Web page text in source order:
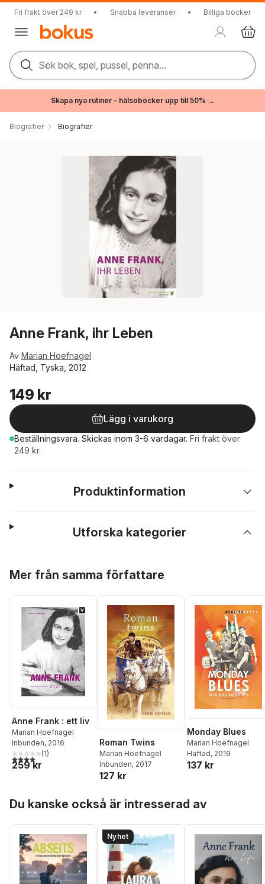
Fri frakt över 249 kr • Snabba leveranser • Billiga böcker
Sök bok, spel, pussel, penna...
Skapa nya rutiner – hälsoböcker upp till 50% →
Biografier Biografier
Anne Frank, ihr Leben
Av Marian Hoefnagel
Häftad, Tyska, 2012
149 kr
Lägg i varukorg
Beställningsvara. Skickas inom 3-6 vardagar. Fri frakt över
249 kr.
Produktinformation
Utforska kategorier
Mer från samma författare
Anne Frank : ett liv
Marian Hoefnagel
Inbunden, 2016
4,0utav 5 stjärnor. Totalt antal röster:
(1)
259 kr
Roman Twins
Marian Hoefnagel
Inbunden, 2017
127 kr
Monday Blues
Marian Hoefnagel
Häftad, 2019
137 kr
Du kanske också är intresserad av
Nyhet